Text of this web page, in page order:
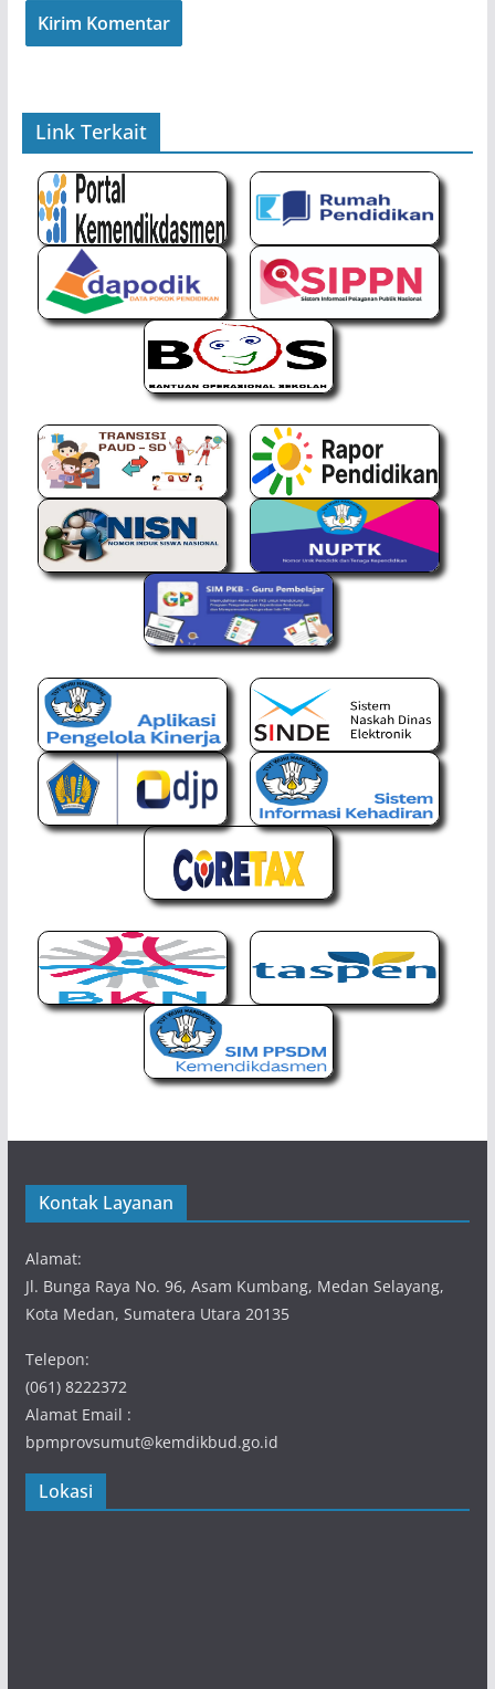
Link Terkait
Kontak Layanan
Alamat:
Jl. Bunga Raya No. 96, Asam Kumbang, Medan Selayang,
Kota Medan, Sumatera Utara 20135
Telepon:
(061) 8222372
Alamat Email :
bpmprovsumut@kemdikbud.go.id
Lokasi